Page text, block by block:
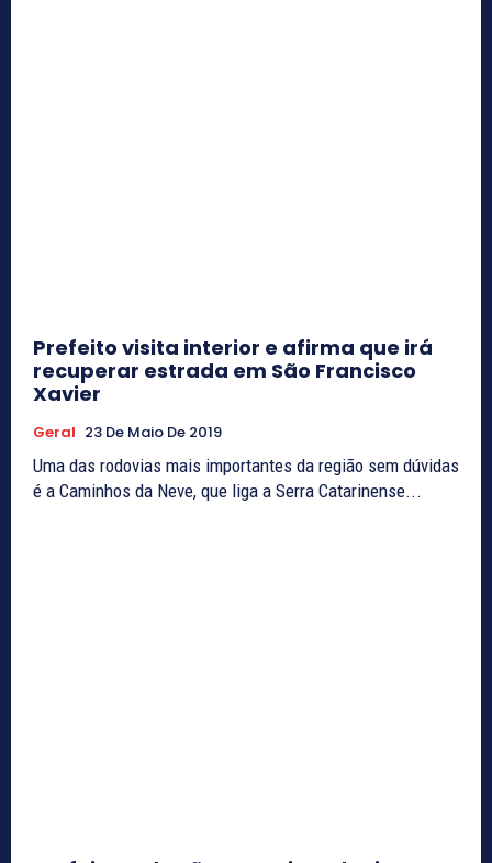
Prefeito visita interior e afirma que irá
recuperar estrada em São Francisco
Xavier
Geral 23 De Maio De 2019
Uma das rodovias mais importantes da região sem dúvidas
é a Caminhos da Neve, que liga a Serra Catarinense...